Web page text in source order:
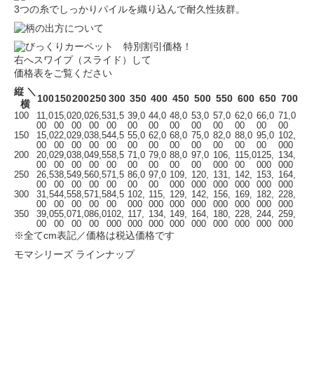
3つの糸でしっかりパイルを織り込んで耐久性抜群。
右へスワイプ（スライド）して
価格表をご覧ください
縦 ＼
横
100150200250 300 350 400 450 500 550 600 650 700
100
11,0
00
15,0
00
20,0
00
26,5
00
31,5
00
39,0
00
44,0
00
48,0
00
53,0
00
57,0
00
62,0
00
66,0
00
71,0
00
150
15,0
00
22,0
00
29,0
00
38,5
00
44,5
00
55,0
00
62,0
00
68,0
00
75,0
00
82,0
00
88,0
00
95,0
00
102,
000
200
20,0
00
29,0
00
38,0
00
49,5
00
58,5
00
71,0
00
79,0
00
88,0
00
97,0
00
106,
000
115,0
00
125,
000
134,
000
250
26,5
00
38,5
00
49,5
00
60,5
00
71,5
00
86,0
00
97,0
00
109,
000
120,
000
131,
000
142,
000
153,
000
164,
000
300
31,5
00
44,5
00
58,5
00
71,5
00
84,5
00
102,
000
115,
000
129,
000
142,
000
156,
000
169,
000
182,
000
228,
000
350
39,0
00
55,0
00
71,0
00
86,0
00
102,
000
117,
000
134,
000
149,
000
164,
000
180,
000
228,
000
244,
000
259,
000
※全てcm表記／価格は税込価格です
モマシリーズ ラインナップ